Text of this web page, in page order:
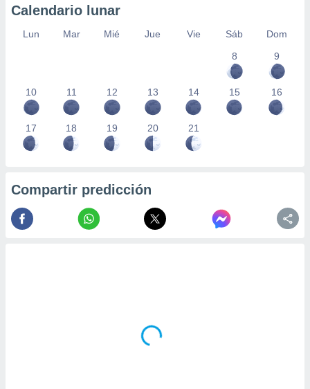
Calendario lunar
Lun Mar Mié Jue Vie Sáb
Dom
8
9
10 11 12 13 14 15 16
17 18 19 20 21
Compartir predicción